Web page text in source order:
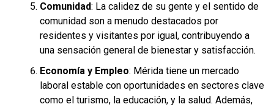
Comunidad: La calidez de su gente y el sentido de
comunidad son a menudo destacados por
residentes y visitantes por igual, contribuyendo a
una sensación general de bienestar y satisfacción.
Economía y Empleo: Mérida tiene un mercado
laboral estable con oportunidades en sectores clave
como el turismo, la educación, y la salud. Además,